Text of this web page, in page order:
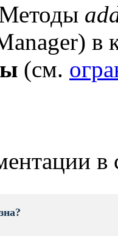
в
(см.
в